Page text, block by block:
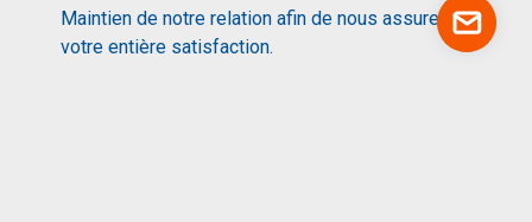
Maintien de notre relation afin de nous assurer de
votre entière satisfaction.